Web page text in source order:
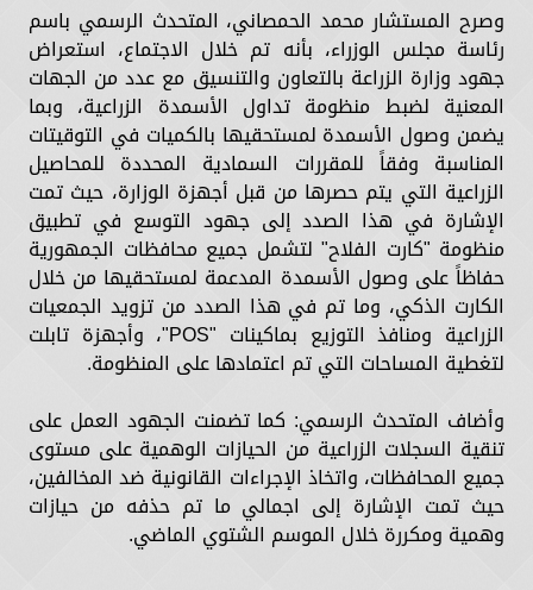
وصرح المستشار محمد الحمصاني، المتحدث الرسمي باسم
رئاسة مجلس الوزراء، بأنه تم خلال الاجتماع، استعراض
جهود وزارة الزراعة بالتعاون والتنسيق مع عدد من الجهات
المعنية لضبط منظومة تداول الأسمدة الزراعية، وبما
يضمن وصول الأسمدة لمستحقيها بالكميات في التوقيتات
المناسبة وفقاً للمقررات السمادية المحددة للمحاصيل
الزراعية التي يتم حصرها من قبل أجهزة الوزارة، حيث تمت
الإشارة في هذا الصدد إلى جهود التوسع في تطبيق
منظومة "كارت الفلاح" لتشمل جميع محافظات الجمهورية
حفاظاً على وصول الأسمدة المدعمة لمستحقيها من خلال
الكارت الذكي، وما تم في هذا الصدد من تزويد الجمعيات
الزراعية ومنافذ التوزيع بماكينات "POS"، وأجهزة تابلت
لتغطية المساحات التي تم اعتمادها على المنظومة.
وأضاف المتحدث الرسمي: كما تضمنت الجهود العمل على
تنقية السجلات الزراعية من الحيازات الوهمية على مستوى
جميع المحافظات، واتخاذ الإجراءات القانونية ضد المخالفين،
حيث تمت الإشارة إلى اجمالي ما تم حذفه من حيازات
وهمية ومكررة خلال الموسم الشتوي الماضي.